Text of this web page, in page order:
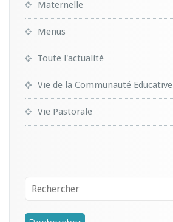
Maternelle
Menus
Toute l'actualité
Vie de la Communauté Educative
Vie Pastorale